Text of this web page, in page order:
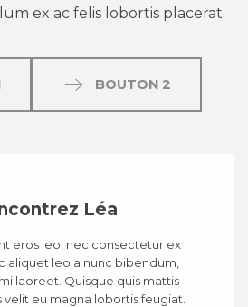
ex ac felis lobortis placerat.
BOUTON 2
Léa
eros leo, nec consectetur ex
aliquet leo a nunc bibendum,
laoreet. Quisque quis mattis
velit eu magna lobortis feugiat.